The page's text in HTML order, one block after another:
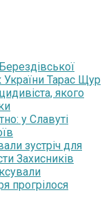
України Тарас Щур
якого
у Славуті
зустріч для
Захисників
прогрілося